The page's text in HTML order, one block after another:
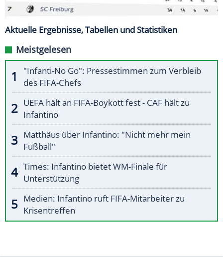
Aktuelle Ergebnisse, Tabellen und Statistiken
Meistgelesen
"Infanti-No Go": Pressestimmen zum Verbleib
des FIFA-Chefs
UEFA hält an FIFA-Boykott fest - CAF hält zu
Infantino
Matthäus über Infantino: "Nicht mehr mein
Fußball"
Times: Infantino bietet WM-Finale für
Unterstützung
Medien: Infantino ruft FIFA-Mitarbeiter zu
Krisentreffen